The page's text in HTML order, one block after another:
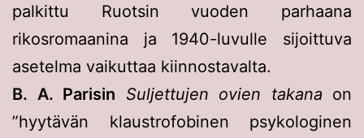
palkittu Ruotsin vuoden parhaana
rikosromaanina ja 1940-luvulle sijoittuva
asetelma vaikuttaa kiinnostavalta.
B. A. Parisin
Suljettujen ovien takana on
”hyytävän klaustrofobinen psykologinen